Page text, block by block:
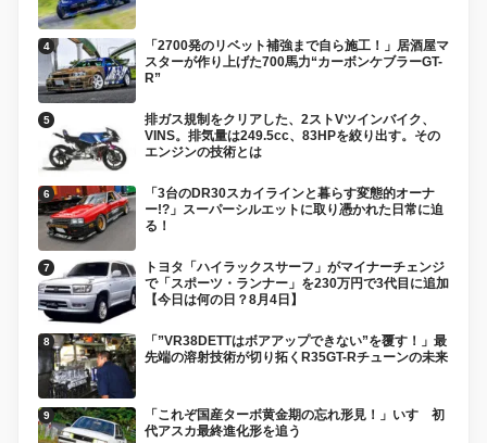
「2700発のリベット補強まで自ら施工！」居酒屋マ
スターが作り上げた700馬力“カーボンケブラーGT-
R”
排ガス規制をクリアした、2ストVツインバイク、
VINS。排気量は249.5cc、83HPを絞り出す。その
エンジンの技術とは
「3台のDR30スカイラインと暮らす変態的オーナ
ー!?」スーパーシルエットに取り憑かれた日常に迫
る！
トヨタ「ハイラックスサーフ」がマイナーチェンジ
で「スポーツ・ランナー」を230万円で3代目に追加
【今日は何の日？8月4日】
「”VR38DETTはボアアップできない”を覆す！」最
先端の溶射技術が切り拓くR35GT-Rチューンの未来
「これぞ国産ターボ黄金期の忘れ形見！」いすゞ初
代アスカ最終進化形を追う